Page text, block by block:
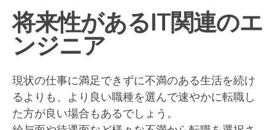
将来性があるIT関連のエ
ンジニア
現状の仕事に満足できずに不満のある生活を続け
るよりも、より良い職種を選んで速やかに転職し
た方が良い場合もあるでしょう。